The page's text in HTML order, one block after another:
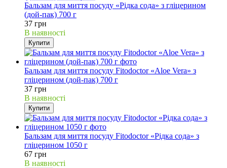
Бальзам для миття посуду «Рідка сода» з гліцерином
(дой-пак) 700 г
37 грн
В наявності
Купити
Бальзам для миття посуду Fitodoctor «Aloe Vera» з
гліцерином (дой-пак) 700 г
37 грн
В наявності
Купити
Бальзам для миття посуду Fitodoctor «Рідка сода» з
гліцерином 1050 г
67 грн
В наявності